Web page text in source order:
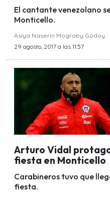
El cantante venezolano
Monticello.
Asiya Naserin Mograby Godoy
29 agosto, 2017 a las 11:57
Arturo Vidal
fiesta en Monticello
Carabineros tuvo que
fiesta.